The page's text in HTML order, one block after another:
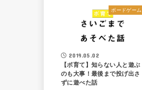
ボードゲーム
2019.05.02
【ボ育て】知らない人と遊ぶ
のも大事！最後まで投げ出さ
ずに遊べた話